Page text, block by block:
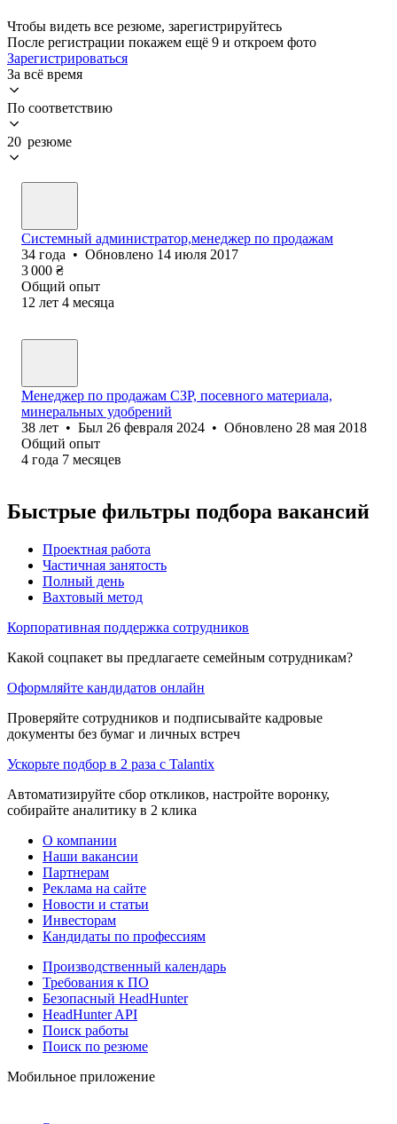
Чтобы видеть все резюме, зарегистрируйтесь
После регистрации покажем ещё 9 и откроем фото
Зарегистрироваться
За всё время
По соответствию
20 резюме
Системный администратор,менеджер по продажам
34 года • Обновлено 14 июля 2017
3 000 ₴
Общий опыт
12 лет 4 месяца
Менеджер по продажам СЗР, посевного материала,
минеральных удобрений
38 лет • Был 26 февраля 2024 • Обновлено 28 мая 2018
Общий опыт
4 года 7 месяцев
Быстрые фильтры подбора вакансий
Проектная работа
Частичная занятость
Полный день
Вахтовый метод
Корпоративная поддержка сотрудников
Какой соцпакет вы предлагаете семейным сотрудникам?
Оформляйте кандидатов онлайн
Проверяйте сотрудников и подписывайте кадровые
документы без бумаг и личных встреч
Ускорьте подбор в 2 раза с Talantix
Автоматизируйте сбор откликов, настройте воронку,
собирайте аналитику в 2 клика
О компании
Наши вакансии
Партнерам
Реклама на сайте
Новости и статьи
Инвесторам
Кандидаты по профессиям
Производственный календарь
Требования к ПО
Безопасный HeadHunter
HeadHunter API
Поиск работы
Поиск по резюме
Мобильное приложение